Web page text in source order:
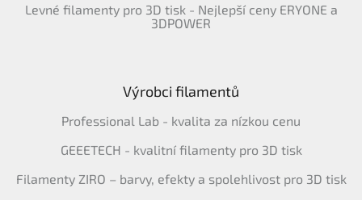
Levné filamenty pro 3D tisk - Nejlepší ceny ERYONE a
3DPOWER
Výrobci filamentů
Professional Lab - kvalita za nízkou cenu
GEEETECH - kvalitní filamenty pro 3D tisk
Filamenty ZIRO – barvy, efekty a spolehlivost pro 3D tisk